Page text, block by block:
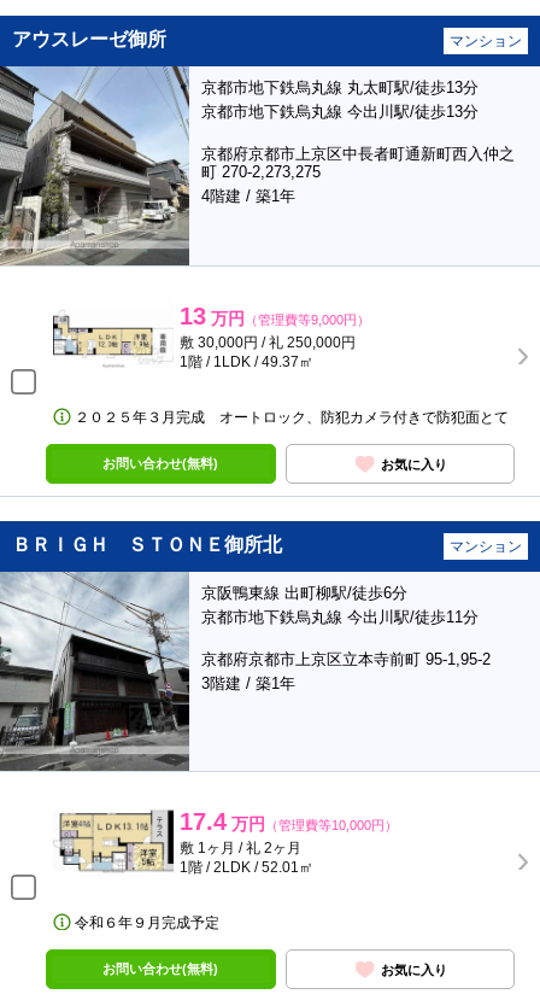
アウスレーゼ御所 マンション
京都市地下鉄烏丸線 丸太町駅/徒歩13分
京都市地下鉄烏丸線 今出川駅/徒歩13分
京都府京都市上京区中長者町通新町西入仲之
町 270-2,273,275
4階建 / 築1年
13 万円 （管理費等9,000円）
敷 30,000円 / 礼 250,000円
1階 / 1LDK / 49.37㎡
２０２５年３月完成 オートロック、防犯カメラ付きで防犯面とて
お問い合わせ(無料) お気に入り
ＢＲＩＧＨ ＳＴＯＮＥ御所北 マンション
京阪鴨東線 出町柳駅/徒歩6分
京都市地下鉄烏丸線 今出川駅/徒歩11分
京都府京都市上京区立本寺前町 95-1,95-2
3階建 / 築1年
17.4 万円 （管理費等10,000円）
敷 1ヶ月 / 礼 2ヶ月
1階 / 2LDK / 52.01㎡
令和６年９月完成予定
お問い合わせ(無料) お気に入り